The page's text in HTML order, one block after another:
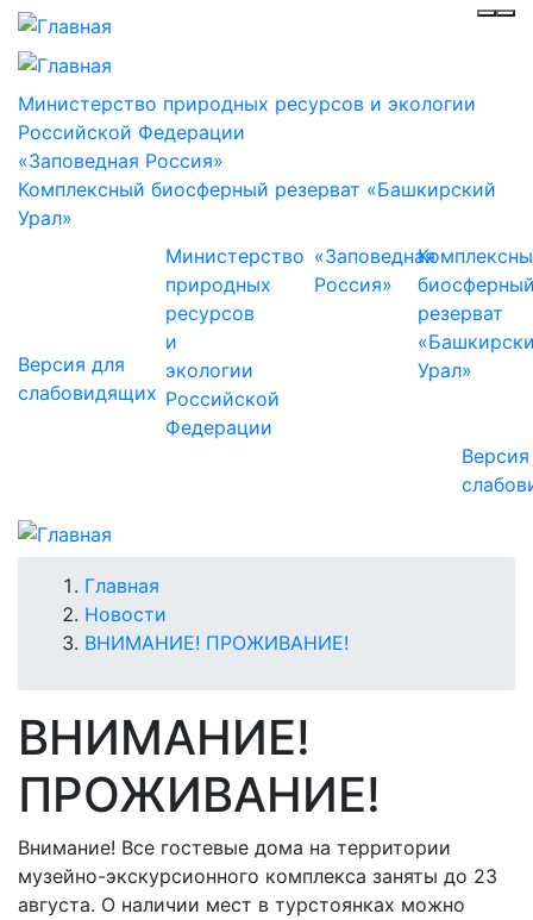
Министерство природных ресурсов и экологии
Российской Федерации
«Заповедная Россия»
Комплексный биосферный резерват «Башкирский
Урал»
Версия для
слабовидящих
Министерство
природных
ресурсов
и
экологии
Российской
Федерации
«Заповедная
Россия»
резерват
Урал»
Строка
навигации
Главная
Новости
ВНИМАНИЕ! ПРОЖИВАНИЕ!
ВНИМАНИЕ!
ПРОЖИВАНИЕ!
Внимание! Все гостевые дома на территории
музейно-экскурсионного комплекса заняты до 23
августа. О наличии мест в турстоянках можно